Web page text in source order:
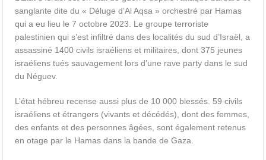
sanglante dite du « Déluge d’Al Aqsa » orchestré par Hamas
qui a eu lieu le 7 octobre 2023. Le groupe terroriste
palestinien qui s’est infiltré dans des localités du sud d’Israël, a
assassiné 1400 civils israéliens et militaires, dont 375 jeunes
israéliens tués sauvagement lors d’une rave party dans le sud
du Néguev.
L’état hébreu recense aussi plus de 10 000 blessés. 59 civils
israéliens et étrangers (vivants et décédés), dont des femmes,
des enfants et des personnes âgées, sont également retenus
en otage par le Hamas dans la bande de Gaza.